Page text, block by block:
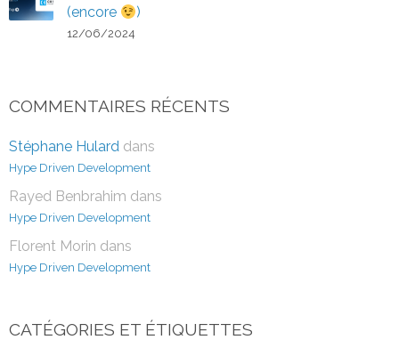
(encore
)
12/06/2024
COMMENTAIRES RÉCENTS
Stéphane Hulard dans
Hype Driven Development
Rayed Benbrahim dans
Hype Driven Development
Florent Morin dans
Hype Driven Development
CATÉGORIES ET ÉTIQUETTES